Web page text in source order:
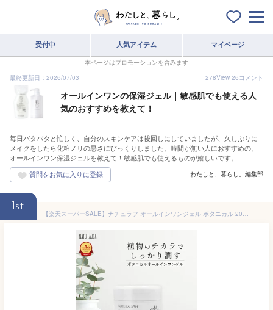
受付中 人気アイテム マイページ
本ページはプロモーションを含みます
最終更新日：2026/07/03
278View 26コメント
オールインワンの保湿ジェル｜敏感肌でも使える人
気のおすすめを教えて！
毎日バタバタと忙しく、自分のスキンケアは後回しにしていましたが、久しぶりに
メイクをしたら化粧ノリの悪さにびっくりしました。時間が無い人におすすめの、
オールインワン保湿ジェルを教えて！敏感肌でも使えるものが嬉しいです。
わたしと、暮らし。編集部
1st
【楽天スーパーSALE】ナチュラフ オールインワンジェル ボタニカル 200g オールインワンゲル 敏感肌 メンズ 大容量 BOTANICAL 保湿ジェル 身体 日本製 乾燥肌 福袋 コスメ プレゼント ギフト スキンケア さっぱり 低刺激 送料無料